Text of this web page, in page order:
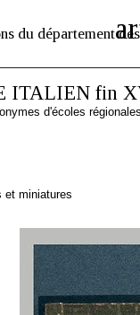
du département des
ITALIEN fin
d'écoles
et miniatures